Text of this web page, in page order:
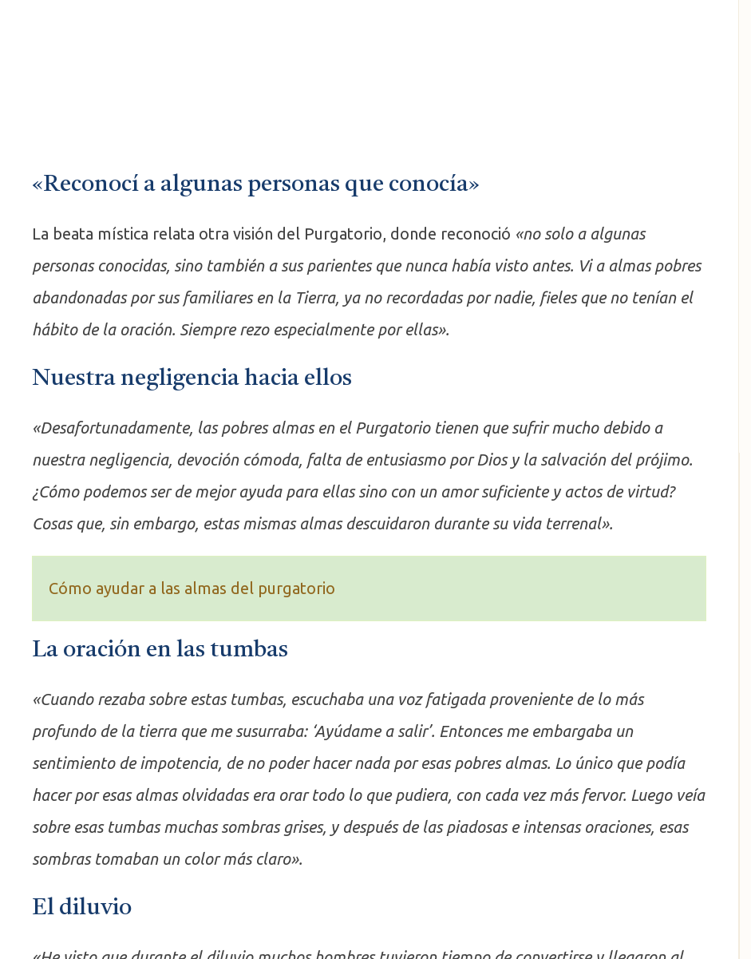
«Reconocí a algunas personas que conocía»
La beata mística relata otra visión del Purgatorio, donde reconoció «no solo a algunas
personas conocidas, sino también a sus parientes que nunca había visto antes. Vi a almas pobres
abandonadas por sus familiares en la Tierra, ya no recordadas por nadie, fieles que no tenían el
hábito de la oración. Siempre rezo especialmente por ellas».
Nuestra negligencia hacia ellos
«Desafortunadamente, las pobres almas en el Purgatorio tienen que sufrir mucho debido a
nuestra negligencia, devoción cómoda, falta de entusiasmo por Dios y la salvación del prójimo.
¿Cómo podemos ser de mejor ayuda para ellas sino con un amor suficiente y actos de virtud?
Cosas que, sin embargo, estas mismas almas descuidaron durante su vida terrenal».
Cómo ayudar a las almas del purgatorio
La oración en las tumbas
«Cuando rezaba sobre estas tumbas, escuchaba una voz fatigada proveniente de lo más
profundo de la tierra que me susurraba: ‘Ayúdame a salir’. Entonces me embargaba un
sentimiento de impotencia, de no poder hacer nada por esas pobres almas. Lo único que podía
hacer por esas almas olvidadas era orar todo lo que pudiera, con cada vez más fervor. Luego veía
sobre esas tumbas muchas sombras grises, y después de las piadosas e intensas oraciones, esas
sombras tomaban un color más claro».
El diluvio